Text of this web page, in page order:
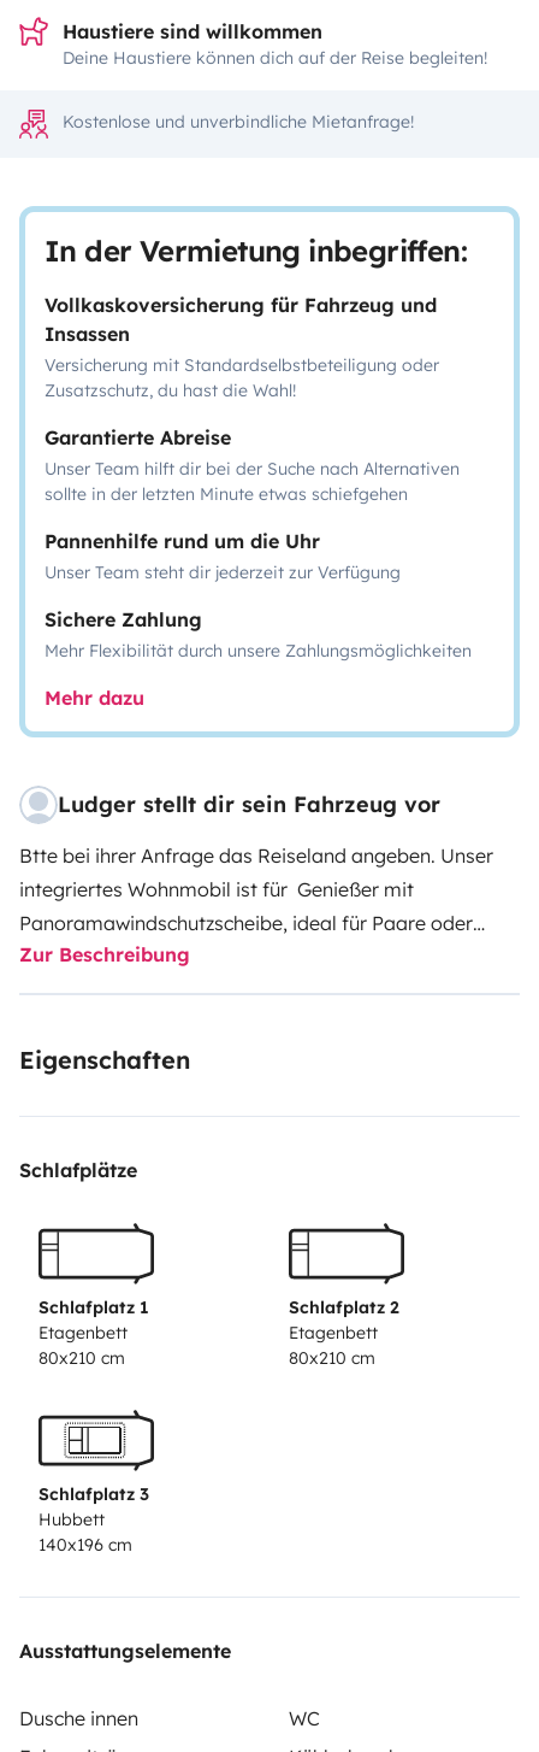
Haustiere sind willkommen
Deine Haustiere können dich auf der Reise begleiten!
Kostenlose und unverbindliche Mietanfrage!
In der Vermietung inbegriffen:
Vollkaskoversicherung für Fahrzeug und
Insassen
Versicherung mit Standardselbstbeteiligung oder
Zusatzschutz, du hast die Wahl!
Garantierte Abreise
Unser Team hilft dir bei der Suche nach Alternativen
sollte in der letzten Minute etwas schiefgehen
Pannenhilfe rund um die Uhr
Unser Team steht dir jederzeit zur Verfügung
Sichere Zahlung
Mehr Flexibilität durch unsere Zahlungsmöglichkeiten
Mehr dazu
Ludger stellt dir sein Fahrzeug vor
Btte bei ihrer Anfrage das Reiseland angeben. Unser
integriertes Wohnmobil ist für Genießer mit
Panoramawindschutzscheibe, ideal für Paare oder
Familien mit zwei Kindern wegen der Etagenbetten. Der
Frankia ist ein Raumwunder auf 6 m Länge mit einem
wie ein Kastenwagen. Rückfahrkamera. Trotz seines
Becker Radio mit CD und 'Kopfhöreranschluss
High-End Lautsprecher mit Hochton und Tiefton
9,5 -11,5 Liter/ 100 km je nach Fahrweise. Es kann auch
einige Tage autark unterwegs sein; In Corona-Zeiten
unabhängig stehen—sehr nützlich Raumbad mit
Flammen-Kochfeld mit Dunstabzugshaube. Große
Aufbaubatterie mit Ladebooster, 12 V Solaranlage,
220 Volt Wechselrichter für Kleinverbraucher – Laptop
usw. 150 Watt. 4 Personen finden dort bequem Platz-
sind 3-Punkt-Gurte. Es hat ein abteilbares Raumbad
Im Bad ist ein Lüfter in der Decke. Auf dem großen
Personen bequem Platz. Schnarcher könne auch
Zur Beschreibung
Eigenschaften
Schlafplätze
Schlafplatz 1
Etagenbett
80x210 cm
Schlafplatz 2
Etagenbett
80x210 cm
Schlafplatz 3
Hubbett
140x196 cm
Ausstattungselemente
Dusche innen
WC